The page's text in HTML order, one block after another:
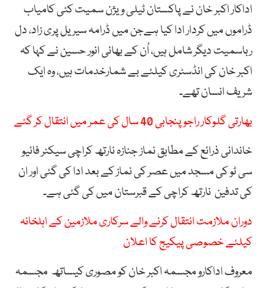
اداکار اکبر خان نے پاکستان ٹیلی ویژن سمیت کئی کامیاب
ڈراموں میں کردار ادا کیا ہےجن میں ڈرامہ سیریل پری زاد، دل
رباسمیت دیگر شامل ہیں، اُن کے بھائی انور حسین نے کہا کہ
اکبر خان کی انڈسٹری کیلئے بے شمارخدمات ہیں، وہ ایک
شریف انسان تھے۔
بھارتی گلوکار راجو پنجابی 40 سال کی عمر میں انتقال کر گئے
خاندانی ذرائع کے مطابق نماز جنازہ نارتھ کراچی سیکٹر فائیو
سی ٹو کی مسجد میں عصر کی نماز کے بعد ادا کی گئی اور ان
کی تدفین نارتھ کراچی کے قبرستان میں کی گئی ہے۔
دوران ملازمت انتقال کرنے والے سرکاری ملازمین کے اہلخانہ
کیلئے خصوصی پیکیج کا اعلان
معروف اداکارو مجسمہ اکبر خان کو مصوری کیساتھ مجسمہ